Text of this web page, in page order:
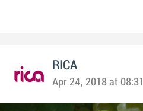
RICA
Apr 24, 2018 at 08:31